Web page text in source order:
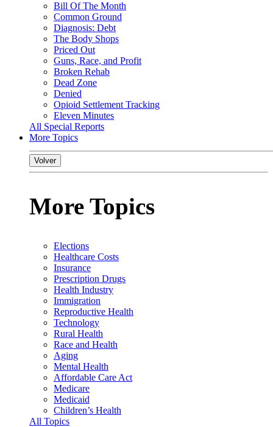
Bill Of The Month
Common Ground
Diagnosis: Debt
The Body Shops
Priced Out
Guns, Race, and Profit
Broken Rehab
Dead Zone
Denied
Opioid Settlement Tracking
Eleven Minutes
All Special Reports
More Topics
Volver
More Topics
Elections
Healthcare Costs
Insurance
Prescription Drugs
Health Industry
Immigration
Reproductive Health
Technology
Rural Health
Race and Health
Aging
Mental Health
Affordable Care Act
Medicare
Medicaid
Children’s Health
All Topics